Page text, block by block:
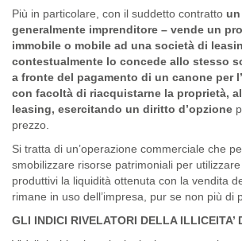
Più in particolare, con il suddetto contratto
generalmente imprenditore – vende un
immobile o mobile ad una società di
contestualmente lo concede allo stesso
a fronte del pagamento di un canone per
con facoltà di riacquistarne la proprietà,
leasing, esercitando un diritto d’opzione
prezzo.
Si tratta di un’operazione commerciale che
smobilizzare risorse patrimoniali per
produttivi la liquidità ottenuta con la vendita
rimane in uso dell’impresa, pur se non più di
GLI INDICI RIVELATORI DELLA ILLICEITA’